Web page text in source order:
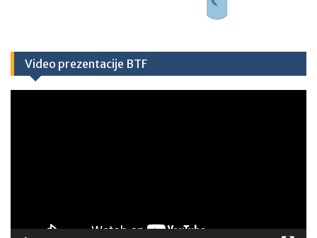
Video prezentacije BTF